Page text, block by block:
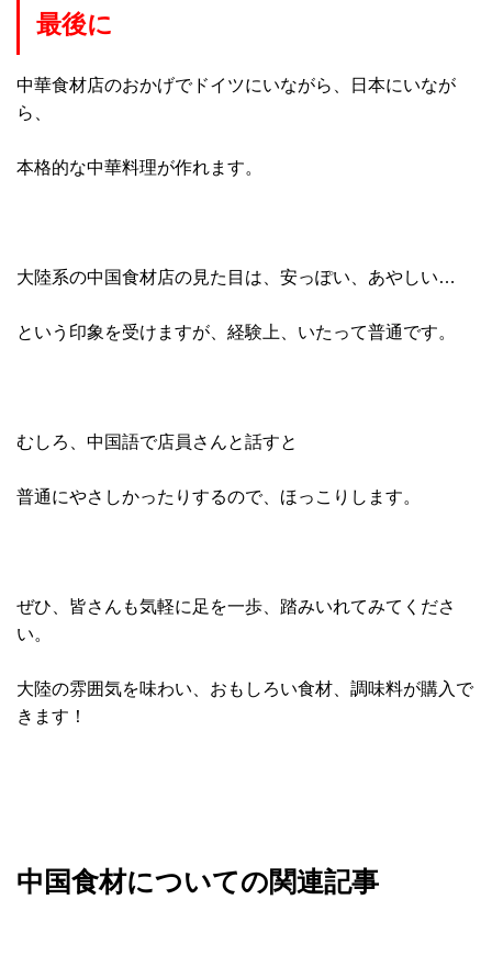
最後に
中華食材店のおかげでドイツにいながら、日本にいなが
ら、
本格的な中華料理が作れます。
大陸系の中国食材店の見た目は、安っぽい、あやしい…
という印象を受けますが、経験上、いたって普通です。
むしろ、中国語で店員さんと話すと
普通にやさしかったりするので、ほっこりします。
ぜひ、皆さんも気軽に足を一歩、踏みいれてみてくださ
い。
大陸の雰囲気を味わい、おもしろい食材、調味料が購入で
きます！
中国食材についての関連記事